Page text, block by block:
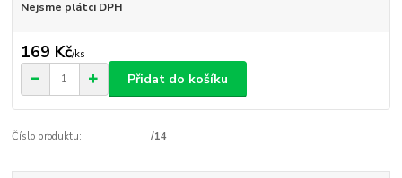
Nejsme plátci DPH
169 Kč/ks
Přidat do košíku
Číslo produktu: /14